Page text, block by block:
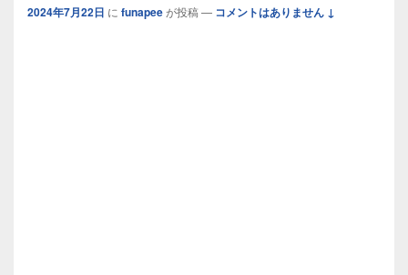
2024年7月22日 に funapeeが投稿 — コメントはありません ↓